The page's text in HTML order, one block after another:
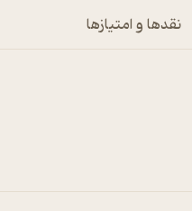
نقدها و امتیازها